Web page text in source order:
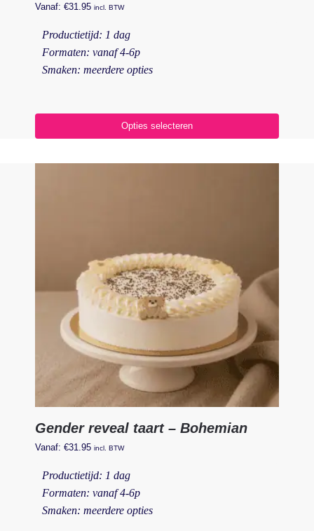
Vanaf: €31.95 incl. BTW
Productietijd: 1 dag
Formaten: vanaf 4-6p
Smaken: meerdere opties
Opties selecteren
Gender reveal taart – Bohemian
Vanaf: €31.95 incl. BTW
Productietijd: 1 dag
Formaten: vanaf 4-6p
Smaken: meerdere opties